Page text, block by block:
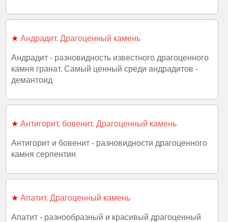
★ Андрадит. Драгоценный камень
Андрадит - разновидность известного драгоценного
камня гранат. Самый ценный среди андрадитов -
демантоид
★ Антигорит, бовенит. Драгоценный камень
Антигорит и бовенит - разновидности драгоценного
камня серпентин
★ Апатит. Драгоценный камень
Апатит - разнообразный и красивый драгоценный